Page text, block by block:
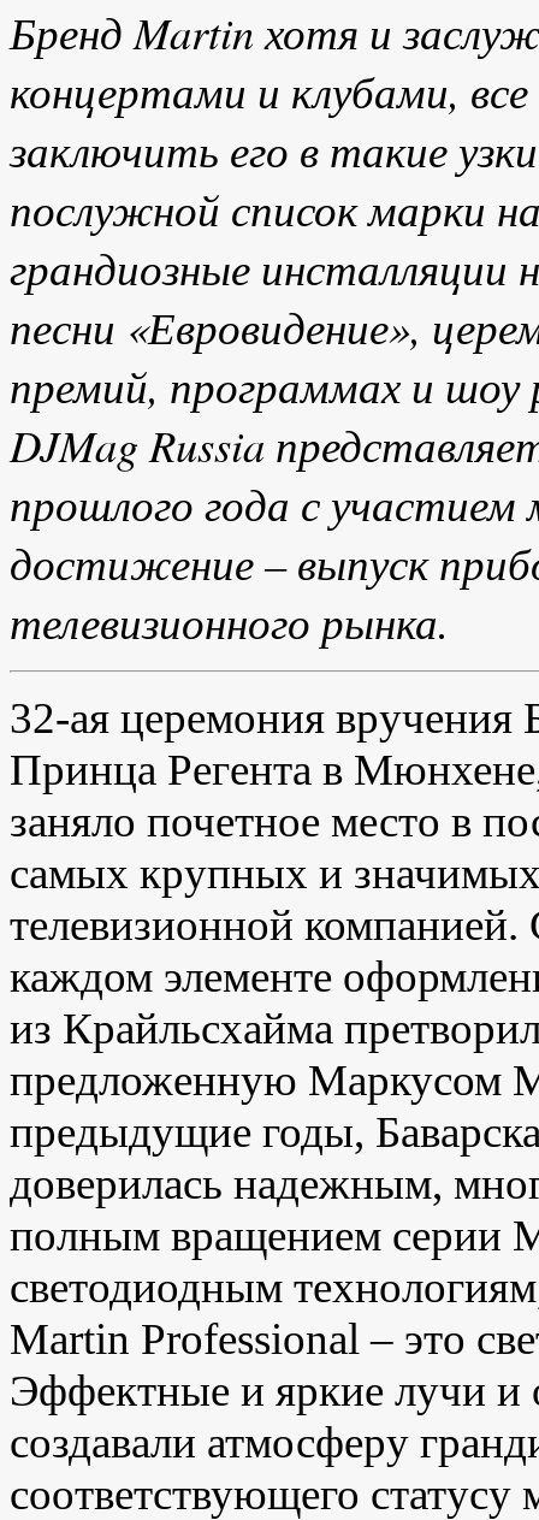
Бренд Martin хотя и
концертами и клубами,
заключить его в такие
послужной список марки
грандиозные инсталляции
песни «Евровидение»,
премий, программах и
DJMag Russia
прошлого года с
достижение – выпуск
телевизионного рынка.
32-ая церемония вручения
Принца Регента в
заняло почетное место в
самых крупных и
телевизионной
каждом элементе
из Крайльсхайма
предложенную Маркусом
предыдущие годы,
доверилась надежным,
полным вращением серии
светодиодным
Martin Professional – это
Эффектные и яркие лучи и
создавали атмосферу
соответствующего статусу